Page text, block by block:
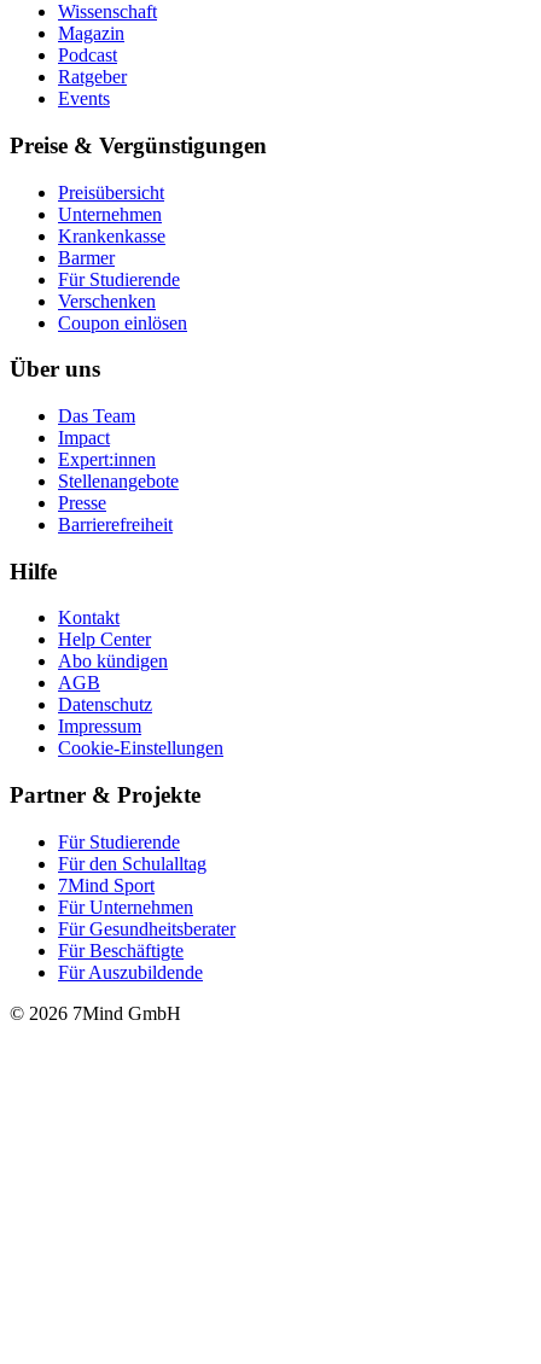
Wissenschaft
Magazin
Podcast
Ratgeber
Events
Preise & Vergünstigungen
Preisübersicht
Unternehmen
Krankenkasse
Barmer
Für Studierende
Ver­schen­ken
Coupon einlösen
Über uns
Das Team
Impact
Expert:innen
Stellenangebote
Presse
Barrierefreiheit
Hilfe
Kontakt
Help Center
Abo kündigen
AGB
Datenschutz
Impressum
Cookie-Einstellungen
Partner & Projekte
Für Stu­die­rende
Für den Schulalltag
7Mind Sport
Für Unter­neh­men
Für Gesund­heits­be­ra­ter
Für Beschäftigte
Für Auszubildende
© 2026 7Mind GmbH